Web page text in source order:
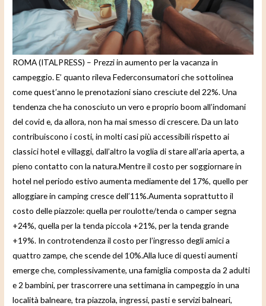
e
o
ROMA (ITALPRESS) – Prezzi in aumento per la vacanza in
campeggio. E’ quanto rileva Federconsumatori che sottolinea
come quest’anno le prenotazioni siano cresciute del 22%. Una
tendenza che ha conosciuto un vero e proprio boom all’indomani
del covid e, da allora, non ha mai smesso di crescere. Da un lato
contribuiscono i costi, in molti casi più accessibili rispetto ai
classici hotel e villaggi, dall’altro la voglia di stare all’aria aperta, a
pieno contatto con la natura.Mentre il costo per soggiornare in
hotel nel periodo estivo aumenta mediamente del 17%, quello per
alloggiare in camping cresce dell’11%.Aumenta soprattutto il
costo delle piazzole: quella per roulotte/tenda o camper segna
+24%, quella per la tenda piccola +21%, per la tenda grande
+19%. In controtendenza il costo per l’ingresso degli amici a
quattro zampe, che scende del 10%.Alla luce di questi aumenti
emerge che, complessivamente, una famiglia composta da 2 adulti
e 2 bambini, per trascorrere una settimana in campeggio in una
località balneare, tra piazzola, ingressi, pasti e servizi balneari,